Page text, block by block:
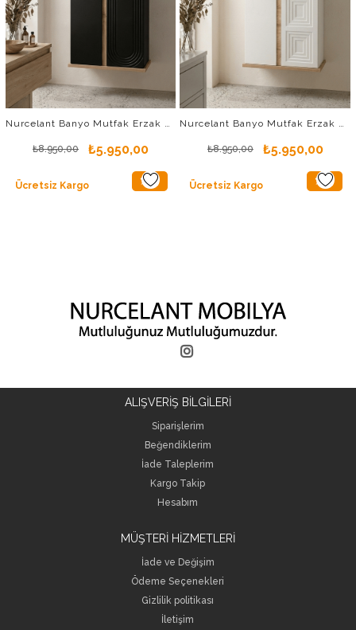
Nurcelant Banyo Mutfak Erzak Boy Dolabı Mdf Siyah
₺5.950,00
₺8.950,00
%34
Ücretsiz Kargo
Nurcelant Banyo Mutfak Erzak Boy Dolabı Mdf Beyaz
₺5.950,00
₺8.950,00
%34
Ücretsiz Kargo
ALIŞVERİŞ BİLGİLERİ
Siparişlerim
Beğendiklerim
İade Taleplerim
Kargo Takip
Hesabım
MÜŞTERİ HİZMETLERİ
İade ve Değişim
Ödeme Seçenekleri
Gizlilik politikası
İletişim